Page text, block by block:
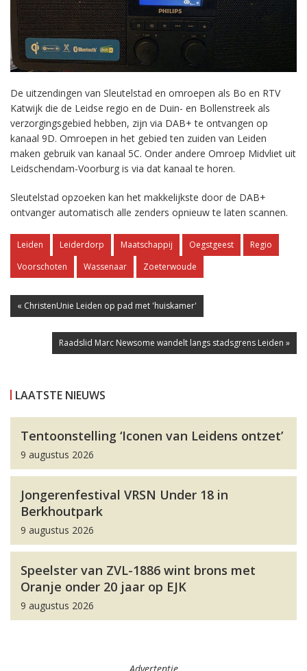
De uitzendingen van Sleutelstad en omroepen als Bo en RTV
Katwijk die de Leidse regio en de Duin- en Bollenstreek als
verzorgingsgebied hebben, zijn via DAB+ te ontvangen op
kanaal 9D. Omroepen in het gebied ten zuiden van Leiden
maken gebruik van kanaal 5C. Onder andere Omroep Midvliet uit
Leidschendam-Voorburg is via dat kanaal te horen.
Sleutelstad opzoeken kan het makkelijkste door de DAB+
ontvanger automatisch alle zenders opnieuw te laten scannen.
Leiden Leiderdorp Maatschappij Oegstgeest
Regio
Voorschoten
Wassenaar Zoeterwoude
« ChristenUnie Leiden op pad met 'huiskamer'
Raadslid Marc Newsome wandelt langs stadsgrens Leiden »
LAATSTE NIEUWS
Tentoonstelling ‘Iconen van Leidens ontzet’
9 augustus 2026
Jongerenfestival VRSN Under 18 in
Berkhoutpark
9 augustus 2026
Speelster van ZVL-1886 wint brons met
Oranje onder 20 jaar op EJK
9 augustus 2026